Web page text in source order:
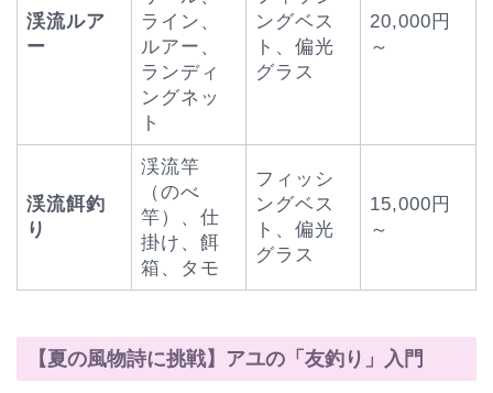
渓流ルア
ー
ライン、
ルアー、
ランディ
ングネッ
ト
ングベス
ト、偏光
グラス
20,000円
～
渓流餌釣
り
渓流竿
（のべ
竿）、仕
掛け、餌
箱、タモ
フィッシ
ングベス
ト、偏光
グラス
15,000円
～
【夏の風物詩に挑戦】アユの「友釣り」入門